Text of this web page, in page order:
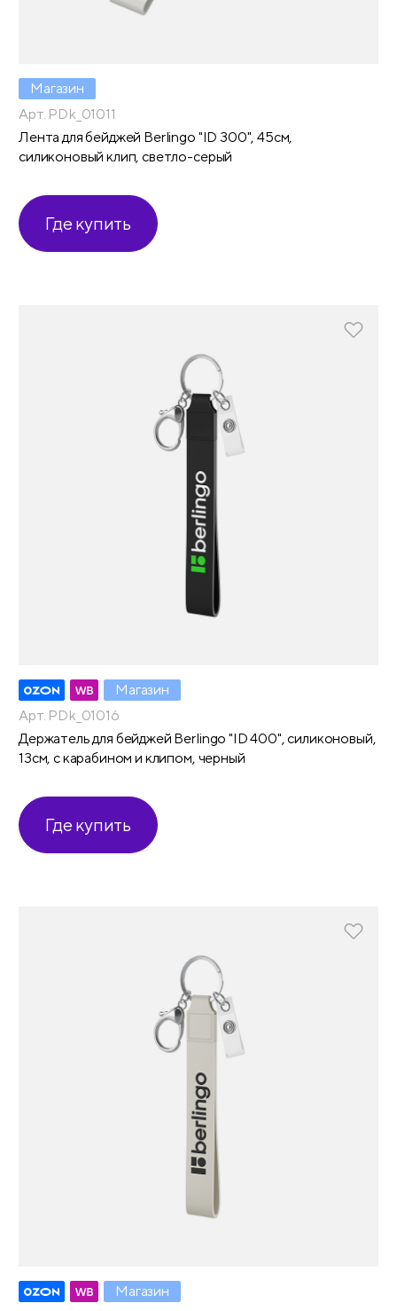
Магазин
Арт. PDk_01011
Лента для бейджей Berlingo "ID 300", 45см,
силиконовый клип, светло-серый
Где купить
Магазин
Арт. PDk_01016
Держатель для бейджей Berlingo "ID 400", силиконовый,
13см, с карабином и клипом, черный
Где купить
Магазин